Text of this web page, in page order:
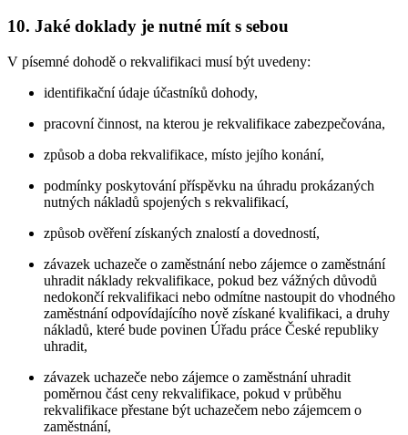
10. Jaké doklady je nutné mít s sebou
V písemné dohodě o rekvalifikaci musí být uvedeny:
identifikační údaje účastníků dohody,
pracovní činnost, na kterou je rekvalifikace zabezpečována,
způsob a doba rekvalifikace, místo jejího konání,
podmínky poskytování příspěvku na úhradu prokázaných
nutných nákladů spojených s rekvalifikací,
způsob ověření získaných znalostí a dovedností,
závazek uchazeče o zaměstnání nebo zájemce o zaměstnání
uhradit náklady rekvalifikace, pokud bez vážných důvodů
nedokončí rekvalifikaci nebo odmítne nastoupit do vhodného
zaměstnání odpovídajícího nově získané kvalifikaci, a druhy
nákladů, které bude povinen Úřadu práce České republiky
uhradit,
závazek uchazeče nebo zájemce o zaměstnání uhradit
poměrnou část ceny rekvalifikace, pokud v průběhu
rekvalifikace přestane být uchazečem nebo zájemcem o
zaměstnání,